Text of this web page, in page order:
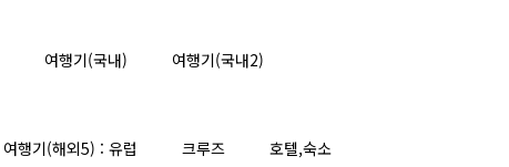
여행기(국내) 여행기(국내2)
여행기(해외5) : 유럽 크루즈 호텔,숙소